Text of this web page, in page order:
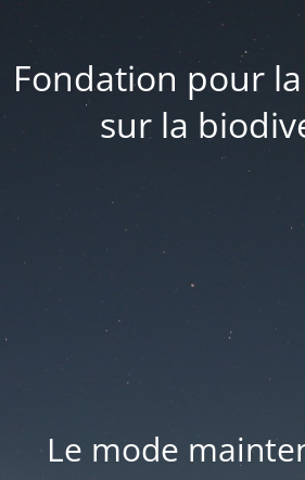
Fondation pour
sur la
Le mode